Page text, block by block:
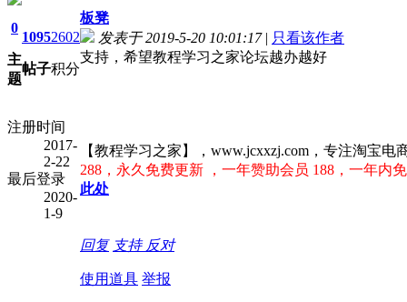
0
主
题
1095
帖子
2602
积分
注册时间
2017-
2-22
最后登录
2020-
1-9
板凳
发表于 2019-5-20 10:01:17 | 只看该作者
支持，希望教程学习之家论坛越办越好
【教程学习之家】，www.jcxxzj.com，专注淘宝
288，永久免费更新 ，一年赞助会员 188，一年内
此处
回复 支持 反对
使用道具 举报